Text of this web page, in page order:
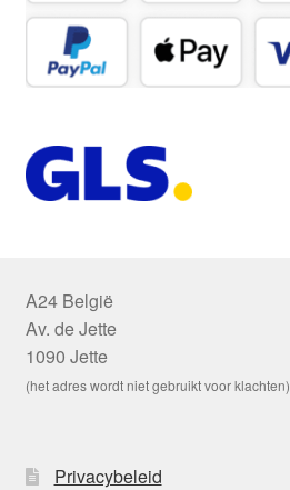
A24 België
Av. de Jette
1090 Jette
(het adres wordt niet gebruikt voor klachten)
Privacybeleid